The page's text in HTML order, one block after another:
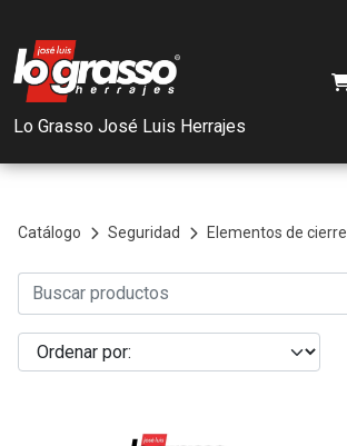
Lo Grasso José Luis Herrajes
Catálogo Seguridad Elementos de cierre